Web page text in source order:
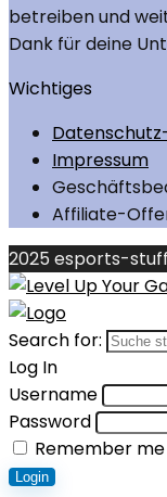
betreiben und
Dank für deine
Wichtiges
Impressum
Affiliate-
2025 esports-
Search for:
Log In
Username
Password
Remember me
Login